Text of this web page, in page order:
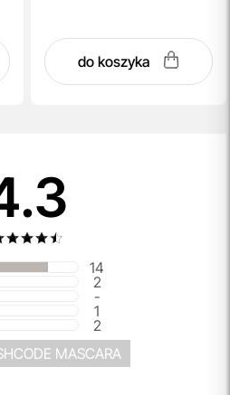
do koszyka
14
2
-
1
2
MASCARA